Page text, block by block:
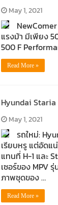
May 1, 2021
แรงม้า มีเพียง
500 F
Read More »
Hyundai Staria
May 1, 2021
รถใหม่:
เรียบหรู แต่อัดแ
แทนที่ H-1 และ
เซอร์ของ MPV
ภาพชุดของ …
Read More »